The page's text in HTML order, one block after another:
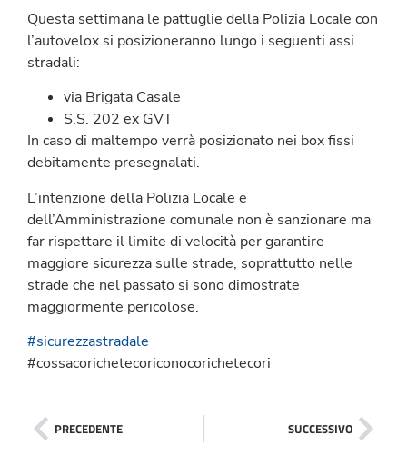
Questa settimana le pattuglie della Polizia Locale con
l’autovelox si posizioneranno lungo i seguenti assi
stradali:
via Brigata Casale
S.S. 202 ex GVT
In caso di maltempo verrà posizionato nei box fissi
debitamente presegnalati.
L’intenzione della Polizia Locale e
dell’Amministrazione comunale non è sanzionare ma
far rispettare il limite di velocità per garantire
maggiore sicurezza sulle strade, soprattutto nelle
strade che nel passato si sono dimostrate
maggiormente pericolose.
#sicurezzastradale
#cossacorichetecoriconocorichetecori
PRECEDENTE SUCCESSIVO